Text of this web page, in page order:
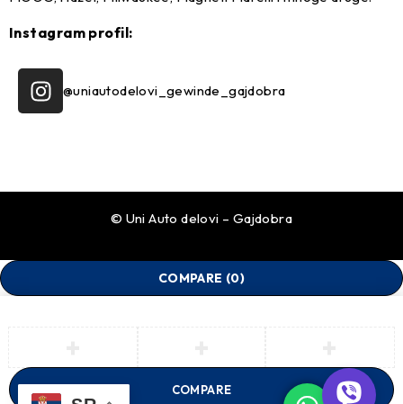
Instagram profil:
@uniautodelovi_gewinde_gajdobra
© Uni Auto delovi – Gajdobra
COMPARE (0)
COMPARE